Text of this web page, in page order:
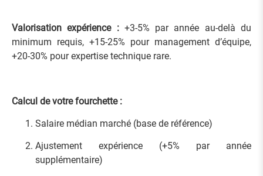
Valorisation expérience :+3-5% par année au-delà du
minimum requis, +15-25% pour management d’équipe,
+20-30% pour expertise technique rare.
Calcul de votre fourchette :
Salaire médian marché (base de référence)
Ajustement expérience (+5% par année
supplémentaire)